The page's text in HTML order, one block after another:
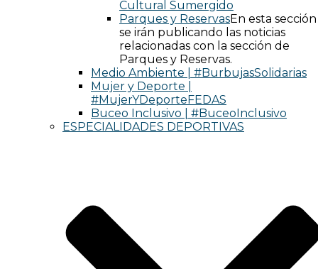
Cultural Sumergido
Parques y ReservasEn esta sección
se irán publicando las noticias
relacionadas con la sección de
Parques y Reservas.
Medio Ambiente | #BurbujasSolidarias
Mujer y Deporte |
#MujerYDeporteFEDAS
Buceo Inclusivo | #BuceoInclusivo
ESPECIALIDADES DEPORTIVAS